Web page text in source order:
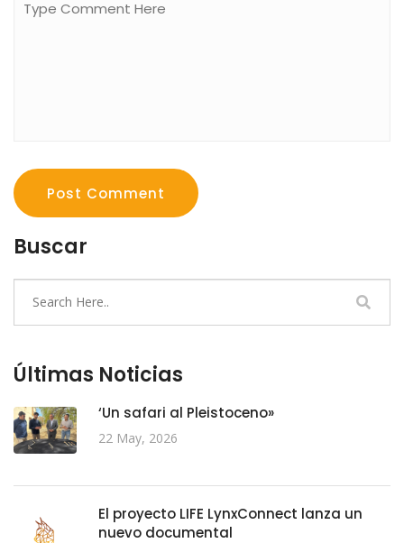
Post Comment
Buscar
Últimas Noticias
‘Un safari al Pleistoceno»
22 May, 2026
El proyecto LIFE LynxConnect lanza un
nuevo documental